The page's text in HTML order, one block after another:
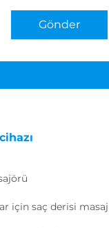
Gönder
için saç derisi masaj